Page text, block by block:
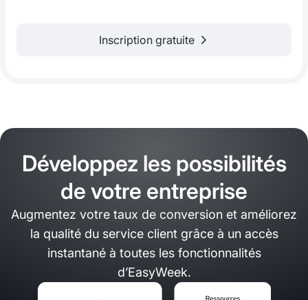
Inscription gratuite
Développez les possibilités
de votre entreprise
Augmentez votre taux de conversion et améliorez
la qualité du service client grâce à un accès
instantané à toutes les fonctionnalités
d’EasyWeek.